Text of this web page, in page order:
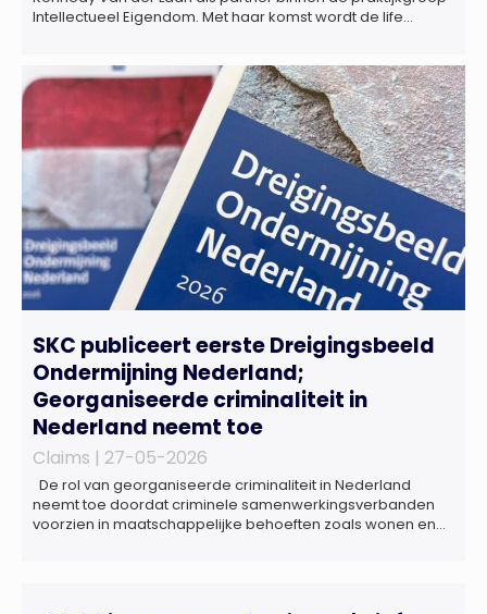
Intellectueel Eigendom. Met haar komst wordt de life
gespecialiseerd in nationale en internationale wet- en
regelgeving relevant voor de life sciences sector en de […]
SKC publiceert eerste Dreigingsbeeld
Ondermijning Nederland;
Georganiseerde criminaliteit in
Nederland neemt toe
Claims | 27-05-2026
De rol van georganiseerde criminaliteit in Nederland
neemt toe doordat criminele samenwerkingsverbanden
voorzien in maatschappelijke behoeften zoals wonen en